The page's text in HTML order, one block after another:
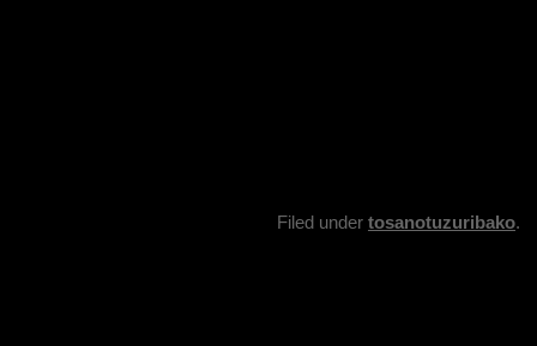
Filed under tosanotuzuribako.